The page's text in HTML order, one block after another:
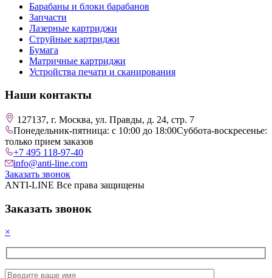
Барабаны и блоки барабанов
Запчасти
Лазерные картриджи
Струйные картриджи
Бумага
Матричные картриджи
Устройства печати и сканирования
Наши контакты
127137, г. Москва, ул. Правды, д. 24, стр. 7
Понедельник-пятница: с 10:00 до 18:00Суббота-воскресенье:
только прием заказов
+7 495 118-97-40
info@anti-line.com
Заказать звонок
ANTI-LINE Все права защищены
Заказать звонок
×